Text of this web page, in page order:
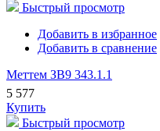
Быстрый просмотр
Добавить в избранное
Добавить в сравнение
Меттем ЗВ9 343.1.1
5 577
Купить
Быстрый просмотр